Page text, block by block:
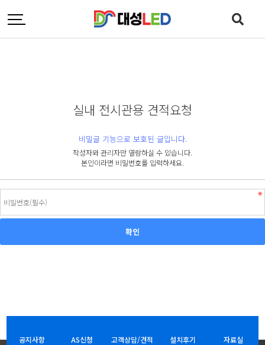
실내 전시관용 견적요청
비밀글 기능으로 보호된 글입니다.
작성자와 관리자만 열람하실 수 있습니다.
본인이라면 비밀번호를 입력하세요.
공지사항 AS신청 고객상담/견적 설치후기 자료실